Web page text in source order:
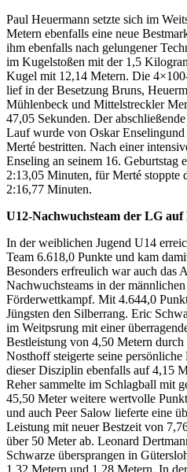
Paul Heuermann setzte sich im
Metern ebenfalls eine neue
ihm ebenfalls nach gelungener
im Kugelstoßen mit der 1,5
Kugel mit 12,14 Metern. Die
lief in der Besetzung Bruns,
Mühlenbeck und Mittelstreckler
47,05 Sekunden. Der
Lauf wurde von Oskar Enselingund
Merté bestritten. Nach einer
Enseling an seinem 16. Geburtstag
2:13,05 Minuten, für Merté stoppte
2:16,77 Minuten.
U12-Nachwuchsteam der LG auf
In der weiblichen Jugend U14
Team 6.618,0 Punkte und kam
Besonders erfreulich war auch das
Nachwuchsteams in der
Förderwettkampf. Mit 4.644,0
Jüngsten den Silberrang. Eric
im Weitpsrung mit einer
Bestleistung von 4,50 Metern durch
Nosthoff steigerte seine persönliche
dieser Disziplin ebenfalls auf 4,15
Reher sammelte im Schlagball mit
45,50 Meter weitere wertvolle
und auch Peer Salow lieferte eine
Leistung mit neuer Bestzeit von
über 50 Meter ab. Leonard
Schwarze übersprangen in
1,32 Metern und 1,28 Metern. In